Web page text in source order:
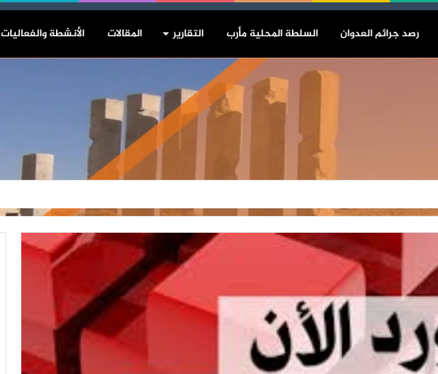
رصد جرائم العدوان السلطة المحلية مأرب التقارير المقالات الأنشطة والفعاليات